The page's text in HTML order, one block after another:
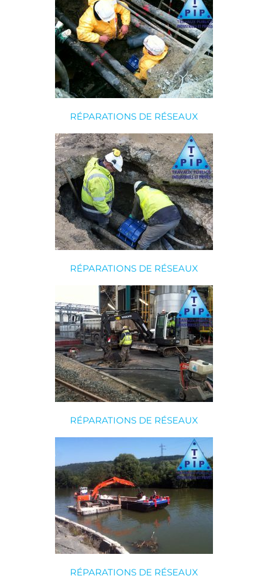
RÉPARATIONS DE RÉSEAUX
RÉPARATIONS DE RÉSEAUX
RÉPARATIONS DE RÉSEAUX
RÉPARATIONS DE RÉSEAUX